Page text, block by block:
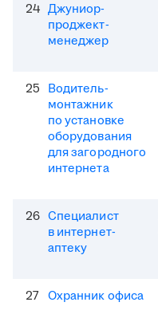
24 Джуниор-
проджект-
менеджер
25 Водитель-
монтажник
по установке
оборудования
для загородного
интернета
26 Специалист
в интернет-
аптеку
27 Охранник офиса